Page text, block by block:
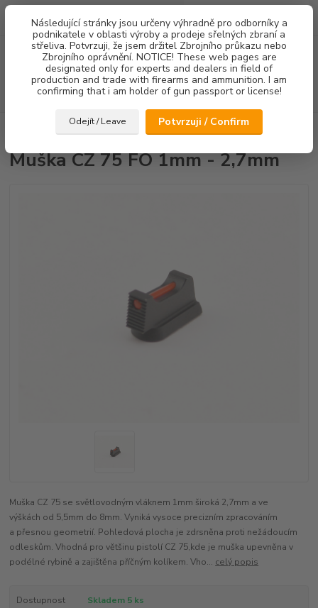
Následující stránky jsou určeny výhradně pro odborníky a
podnikatele v oblasti výroby a prodeje sřelných zbraní a
střeliva. Potvrzuji, že jsem držitel Zbrojního průkazu nebo
Zbrojního oprávnění. NOTICE! These web pages are
designated only for experts and dealers in field of
production and trade with firearms and ammunition. I am
confirming that i am holder of gun passport or license!
Odejít / Leave Potvrzuji / Confirm
Menu
Hledat
za0,00 Kč
Muška CZ 75 FO 1mm - 2,7mm
Muška CZ 75 FO 1mm - 2,7mm
Muška CZ 75 se světlovodným vláknem 1mm široká 2,7mm a ve
výškách od 5,5mm do 8mm. Vyniká vysoce precizním zpracováním
a přesnou geometrií. Pohledová plocha je zdrsněna proti nežádoucím
odleskům. Vhodná pro většinu pistolí CZ 75,kde je muška upevněna v
podélné rybině a zajištěna příčným kolíkem. Vho... celý popis
Dostupnost
Skladem 5 ks